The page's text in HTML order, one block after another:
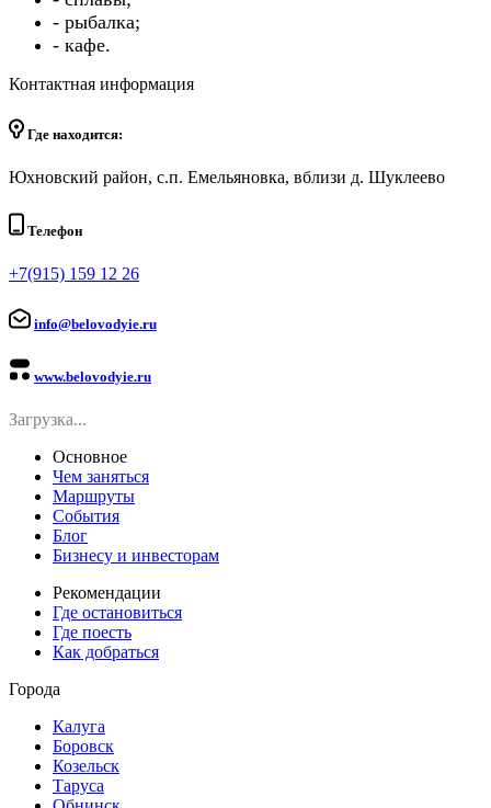
- рыбалка;
- кафе.
Контактная информация
Где находится:
Юхновский район, с.п. Емельяновка, вблизи д. Шуклеево
Телефон
+7(915) 159 12 26
info@belovodyie.ru
www.belovodyie.ru
Загрузка...
Основное
Чем заняться
Маршруты
События
Блог
Бизнесу и инвесторам
Рекомендации
Где остановиться
Где поесть
Как добраться
Города
Калуга
Боровск
Козельск
Таруса